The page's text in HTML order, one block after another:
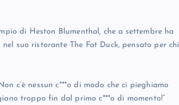
di Heston Blumenthal, che a settembre ha
suo ristorante The Fat Duck, pensato per chi
c’è nessun c***o di modo che ci pieghiamo
troppo fin dal primo c***o di momento!”